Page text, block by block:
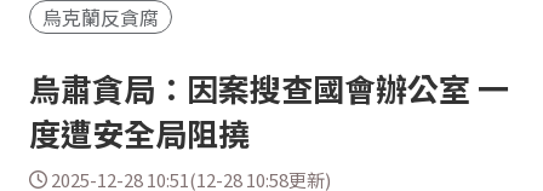
烏克蘭反貪腐
烏肅貪局：因案搜查國會辦公室 一
度遭安全局阻撓
2025-12-28 10:51(12-28 10:58更新)